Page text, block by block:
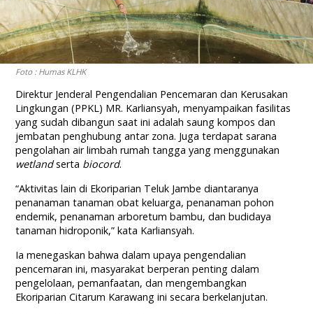
Foto : Humas KLHK
Direktur Jenderal Pengendalian Pencemaran dan Kerusakan
Lingkungan (PPKL) MR. Karliansyah, menyampaikan fasilitas
yang sudah dibangun saat ini adalah saung kompos dan
jembatan penghubung antar zona. Juga terdapat sarana
pengolahan air limbah rumah tangga yang menggunakan
wetlandserta biocord.
“Aktivitas lain di Ekoriparian Teluk Jambe diantaranya
penanaman tanaman obat keluarga, penanaman pohon
endemik, penanaman arboretum bambu, dan budidaya
tanaman hidroponik,” kata Karliansyah.
Ia menegaskan bahwa dalam upaya pengendalian
pencemaran ini, masyarakat berperan penting dalam
pengelolaan, pemanfaatan, dan mengembangkan
Ekoriparian Citarum Karawang ini secara berkelanjutan.